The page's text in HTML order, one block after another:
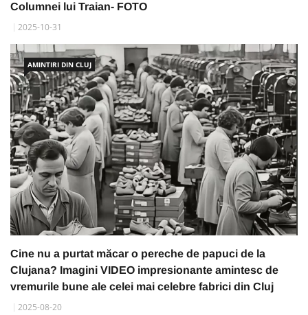
Columnei lui Traian- FOTO
2025-10-31
AMINTIRI DIN CLUJ
Cine nu a purtat măcar o pereche de papuci de la
Clujana? Imagini VIDEO impresionante amintesc de
vremurile bune ale celei mai celebre fabrici din Cluj
2025-08-20